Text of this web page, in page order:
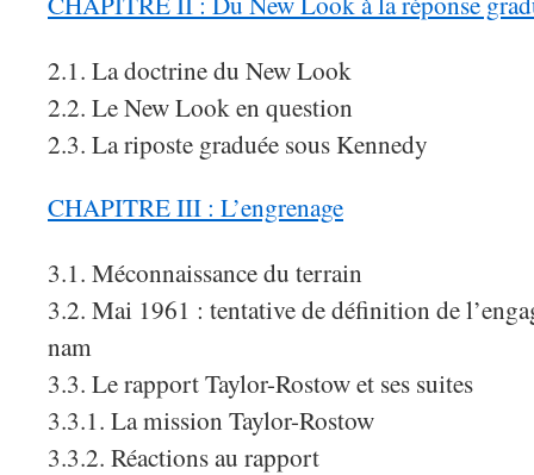
2.1. La doctrine du New Look
2.2. Le New Look en question
2.3. La riposte graduée sous Kennedy
CHAPITRE III : L’engrenage
3.1. Méconnaissance du terrain
3.2. Mai 1961 : tentative de définition de
nam
3.3. Le rapport Taylor-Rostow et ses suites
3.3.1. La mission Taylor-Rostow
3.3.2. Réactions au rapport